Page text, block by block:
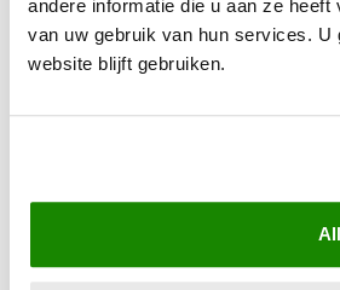
andere informatie die u aan ze
van uw gebruik van hun services.
website blijft gebruiken.
leesplezier – Een
leesplezier – Een